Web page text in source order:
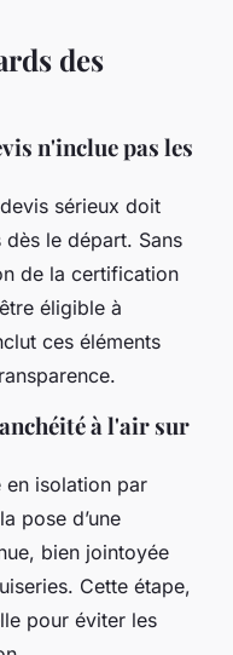
des
n'inclue pas les
sérieux doit
dès le départ. Sans
de la certification
éligible à
ces éléments
à l'air sur
en isolation par
pose d’une
bien jointoyée
Cette étape,
pour éviter les